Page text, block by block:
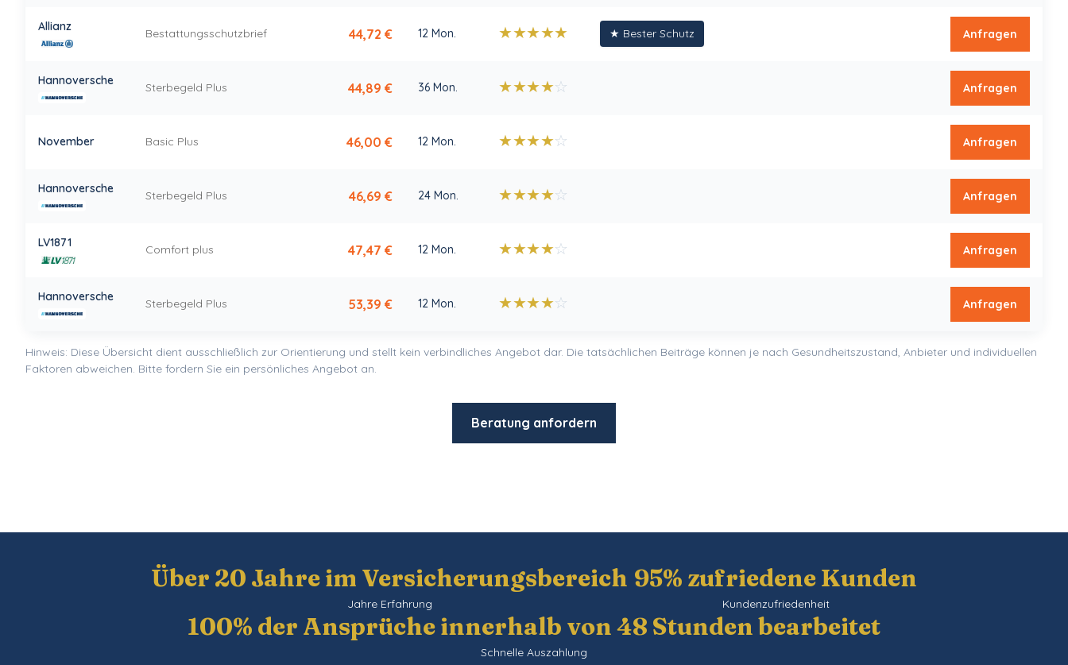
Allianz Bestattungsschutzbrief 44,72 € 12 Mon. ★★★★★ ★ Bester Schutz Anfragen
Hannoversche Sterbegeld Plus 44,89 € 36 Mon. ★★★★☆ Anfragen
November Basic Plus 46,00 € 12 Mon. ★★★★☆ Anfragen
Hannoversche Sterbegeld Plus 46,69 € 24 Mon. ★★★★☆ Anfragen
LV1871 Comfort plus 47,47 € 12 Mon. ★★★★☆ Anfragen
Hannoversche Sterbegeld Plus 53,39 € 12 Mon. ★★★★☆ Anfragen
Hinweis: Diese Übersicht dient ausschließlich zur Orientierung und stellt kein verbindliches Angebot dar. Die tatsächlichen Beiträge können je nach Gesundheitszustand, Anbieter und individuellen
Faktoren abweichen. Bitte fordern Sie ein persönliches Angebot an.
Beratung anfordern
Über 20 Jahre im Versicherungsbereich
Jahre Erfahrung
95% zufriedene Kunden
Kundenzufriedenheit
100% der Ansprüche innerhalb von 48 Stunden bearbeitet
Schnelle Auszahlung